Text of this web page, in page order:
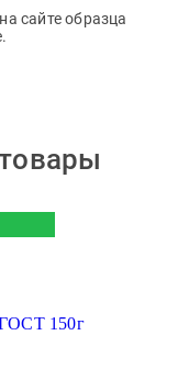
сайте образца